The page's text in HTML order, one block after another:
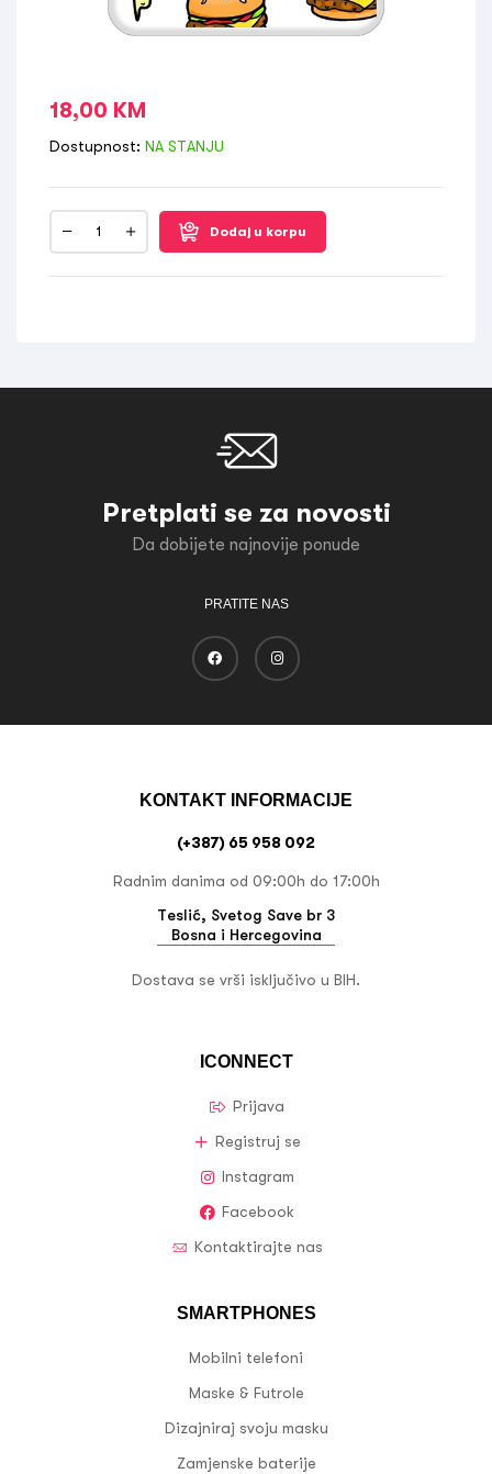
18,00 KM
Dostupnost: NA STANJU
Dodaj u korpu
Pretplati se za novosti
Da dobijete najnovije ponude
PRATITE NAS
ICONNECT
Prijava
Registruj se
Instagram
Facebook
Kontaktirajte nas
SMARTPHONES
Mobilni telefoni
Maske & Futrole
Dizajniraj svoju masku
Zamjenske baterije
KONTAKT INFORMACIJE
(+387) 65 958 092
Radnim danima od 09:00h do 17:00h
Teslić, Svetog Save br 3
Bosna i Hercegovina
Dostava se vrši isključivo u BIH.